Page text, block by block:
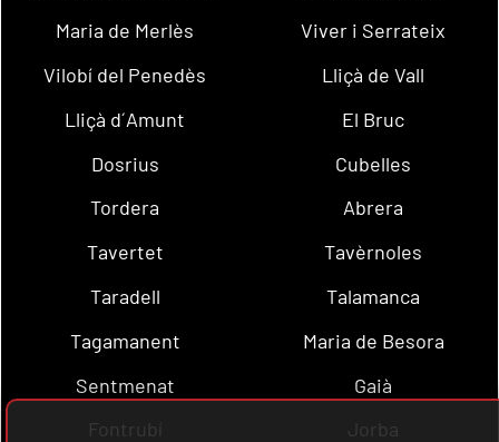
Maria de Merlès
Viver i Serrateix
Vilobí del Penedès
Lliçà de Vall
Lliçà d´Amunt
El Bruc
Dosrius
Cubelles
Tordera
Abrera
Tavertet
Tavèrnoles
Taradell
Talamanca
Tagamanent
Maria de Besora
Sentmenat
Gaià
Fontrubí
Jorba